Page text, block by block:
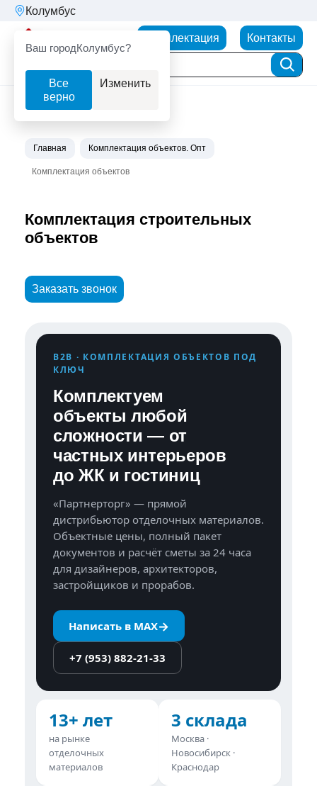
Колумбус
Ваш городКолумбус?
Все
верно
Изменить
Комплектация Контакты
Главная Комплектация объектов. Опт
Комплектация объектов
Комплектация строительных
объектов
Заказать звонок
B2B · КОМПЛЕКТАЦИЯ ОБЪЕКТОВ ПОД
КЛЮЧ
Комплектуем
объекты любой
сложности — от
частных интерьеров
до ЖК и гостиниц
«Партнерторг» — прямой
дистрибьютор отделочных материалов.
Объектные цены, полный пакет
документов и расчёт сметы за 24 часа
для дизайнеров, архитекторов,
застройщиков и прорабов.
Написать в MAX→
+7 (953) 882-21-33
13+ лет
на рынке
отделочных
материалов
3 склада
Москва ·
Новосибирск ·
Краснодар